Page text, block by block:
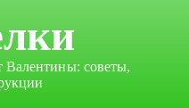
Валентины: советы,